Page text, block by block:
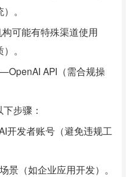
。
可能有特殊渠道使用
。
API（需合规操
步骤：
开发者账号（避免违规工
景（如企业应用开发）。